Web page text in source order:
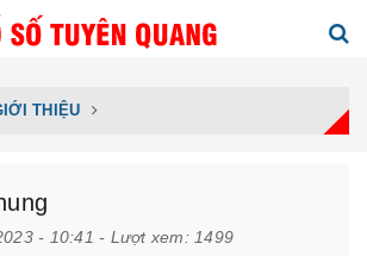
THIỆU
- 10:41 - Lượt xem: 1499